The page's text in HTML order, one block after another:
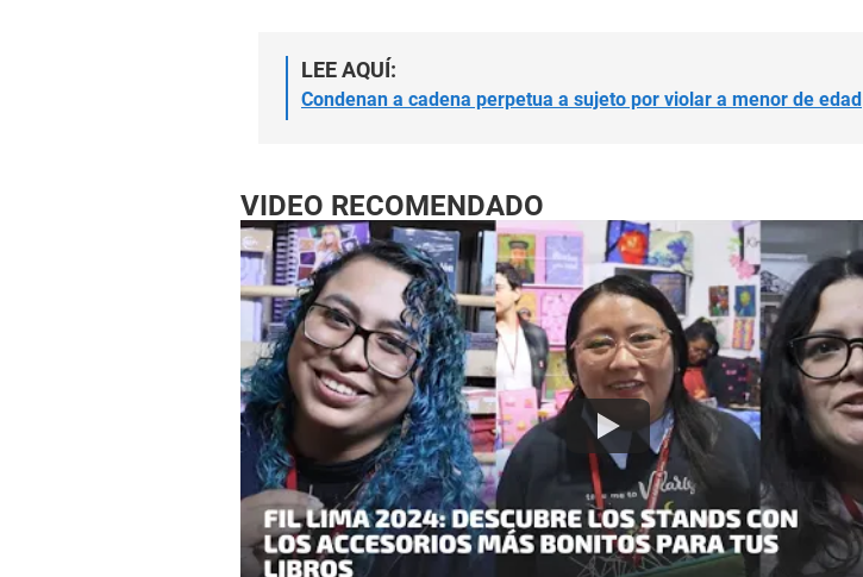
LEE AQUÍ:
Condenan a cadena perpetua a sujeto por violar a menor de edad
VIDEO RECOMENDADO